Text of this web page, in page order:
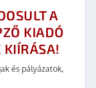
A
KIADÓ
KIÍRÁSA!
és pályázatok,